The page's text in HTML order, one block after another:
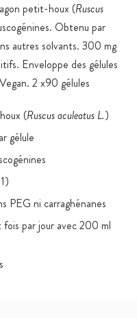
petit-houx (Ruscus
Obtenu par
autres solvants. 300 mg
Enveloppe des gélules
2 x90 gélules
(Ruscus aculeatus L.)
gélule
PEG ni carraghénanes
fois par jour avec 200 ml